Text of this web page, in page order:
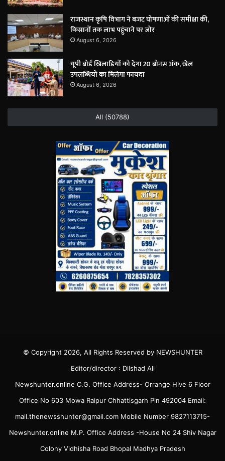
राजस्थान कृषि विभाग ने बजट घोषणाओं की समीक्षा की,
किसानों तक लाभ पहुंचाने पर जोर
August 6, 2026
यूपी बोर्ड खिलाड़ियों को देगा 20 बोनस अंक, खेल
उपलब्धियों का मिलेगा फायदा
August 6, 2026
All (50788)
© Copyright 2026, All Rights Reserved by NEWSHUNTER
Editor/director : Dilshad Ali
Newshunter.online C.G. Office Address- Orrange Hive 6 Floor
Office No 603 Mowa Raipur Chhattisgarh Pin 492004 Email:
mail.thenewsshunter@gmail.com Mobile Number 9827113715-
Newshunter.online M.P. Office Address -House No 24 Shiv Nagar
Colony Vidhisha Road Bhopal Madhya Pradesh